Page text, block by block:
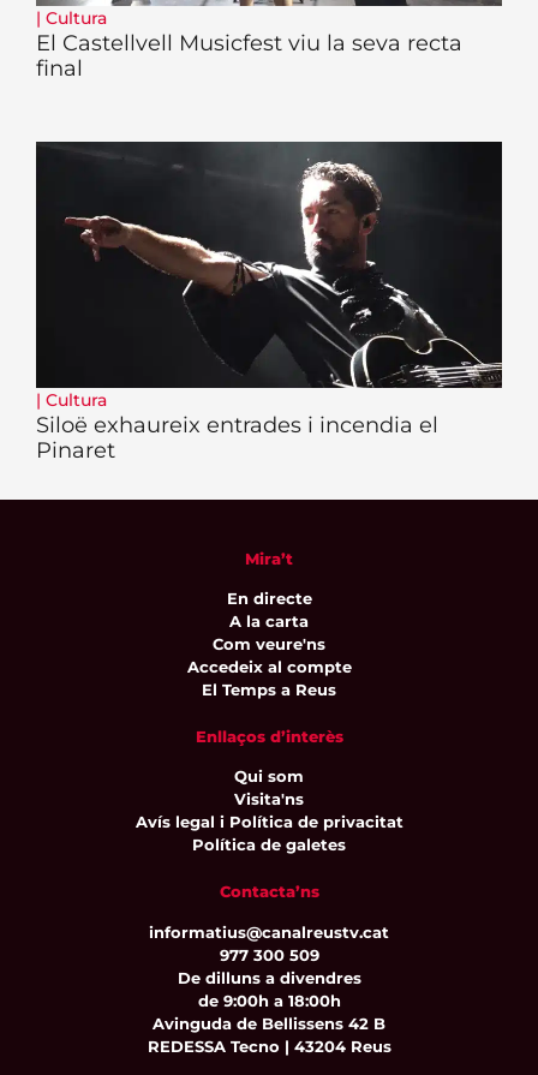
| Cultura
El Castellvell Musicfest viu la seva recta
final
| Cultura
Siloë exhaureix entrades i incendia el
Pinaret
Mira’t
En directe
A la carta
Com veure'ns
Accedeix al compte
El Temps a Reus
Enllaços d’interès
Qui som
Visita'ns
Avís legal i Política de privacitat
Política de galetes
Contacta’ns
informatius@canalreustv.cat
977 300 509
De dilluns a divendres
de 9:00h a 18:00h
Avinguda de Bellissens 42 B
REDESSA Tecno | 43204 Reus